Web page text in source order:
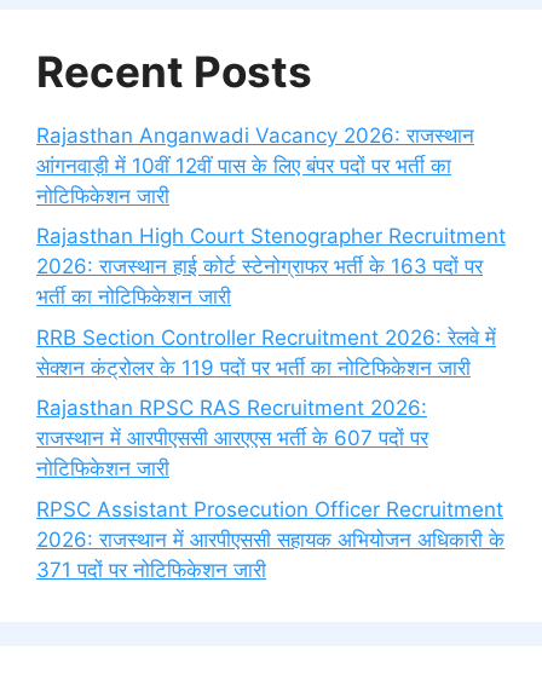
Recent Posts
Rajasthan Anganwadi Vacancy 2026: राजस्थान
आंगनवाड़ी में 10वीं 12वीं पास के लिए बंपर पदों पर भर्ती का
नोटिफिकेशन जारी
Rajasthan High Court Stenographer Recruitment
2026: राजस्थान हाई कोर्ट स्टेनोग्राफर भर्ती के 163 पदों पर
भर्ती का नोटिफिकेशन जारी
RRB Section Controller Recruitment 2026: रेलवे में
सेक्शन कंट्रोलर के 119 पदों पर भर्ती का नोटिफिकेशन जारी
Rajasthan RPSC RAS Recruitment 2026:
राजस्थान में आरपीएससी आरएएस भर्ती के 607 पदों पर
नोटिफिकेशन जारी
RPSC Assistant Prosecution Officer Recruitment
2026: राजस्थान में आरपीएससी सहायक अभियोजन अधिकारी के
371 पदों पर नोटिफिकेशन जारी